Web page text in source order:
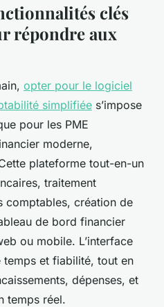
clés
répondre aux
opter pour le logiciel
simplifiée s’impose
pour les PME
moderne,
plateforme tout-en-un
traitement
comptables, création de
de bord financier
ou mobile. L’interface
et fiabilité, tout en
dépenses, et
temps réel.